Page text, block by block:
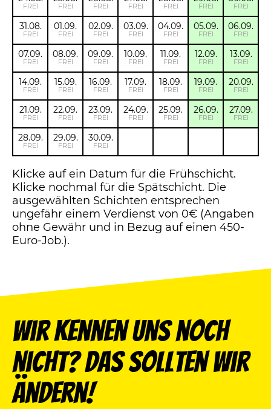
FREI FREI FREI FREI FREI FREI FREI
31.08.
FREI
01.09.
FREI
02.09.
FREI
03.09.
FREI
04.09.
FREI
05.09.
FREI
06.09.
FREI
07.09.
FREI
08.09.
FREI
09.09.
FREI
10.09.
FREI
11.09.
FREI
12.09.
FREI
13.09.
FREI
14.09.
FREI
15.09.
FREI
16.09.
FREI
17.09.
FREI
18.09.
FREI
19.09.
FREI
20.09.
FREI
21.09.
FREI
22.09.
FREI
23.09.
FREI
24.09.
FREI
25.09.
FREI
26.09.
FREI
27.09.
FREI
28.09.
FREI
29.09.
FREI
30.09.
FREI
Klicke auf ein Datum für die Frühschicht.
Klicke nochmal für die Spätschicht. Die
ausgewählten Schichten entsprechen
ungefähr einem Verdienst von 0€ (Angaben
ohne Gewähr und in Bezug auf einen 450-
Euro-Job.).
Wir kennen uns noch
nicht? Das sollten wir
ändern!